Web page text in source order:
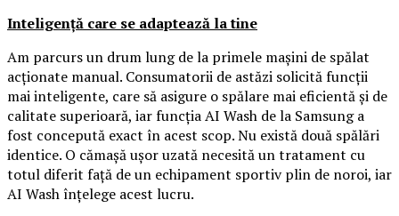
Inteligență care se adaptează la tine
Am parcurs un drum lung de la primele mașini de spălat
acționate manual. Consumatorii de astăzi solicită funcții
mai inteligente, care să asigure o spălare mai eficientă și de
calitate superioară, iar funcția AI Wash de la Samsung a
fost concepută exact în acest scop. Nu există două spălări
identice. O cămașă ușor uzată necesită un tratament cu
totul diferit față de un echipament sportiv plin de noroi, iar
AI Wash înțelege acest lucru.